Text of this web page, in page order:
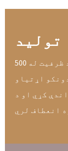
تولید
زموږ د میاشتني تولید ظرفیت له 500K څخه ډیر دی.
اړتیاو
کړي او د